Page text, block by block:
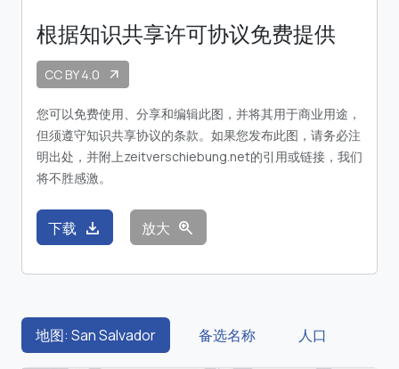
根据知识共享许可协议免费提供
CC BY 4.0 arrow_outward
您可以免费使用、分享和编辑此图，并将其用于商业用途，
但须遵守知识共享协议的条款。如果您发布此图，请务必注
明出处，并附上zeitverschiebung.net的引用或链接，我们
将不胜感激。
下载 download 放大 zoom_in
地图: San Salvador 备选名称 人口